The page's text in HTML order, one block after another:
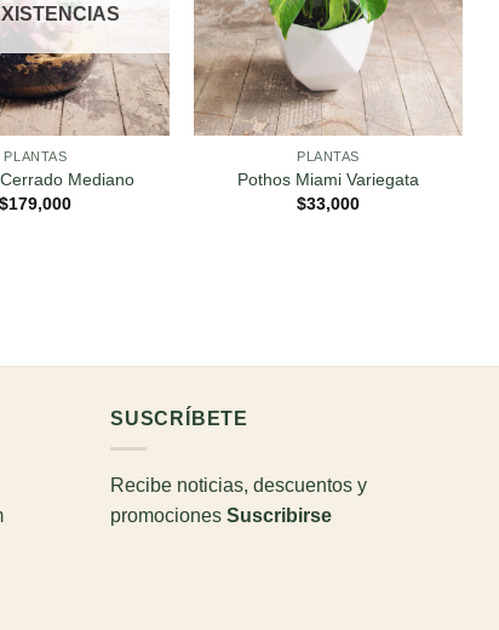
PLANTAS
Mediano
$179,000
PLANTAS
Pothos Miami Variegata
$33,000
SUSCRÍBETE
Recibe noticias, descuentos y
promociones Suscribirse